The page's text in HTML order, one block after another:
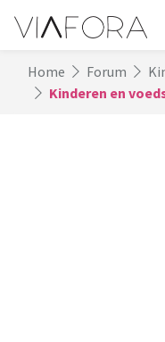
Home Forum
Kinderen en